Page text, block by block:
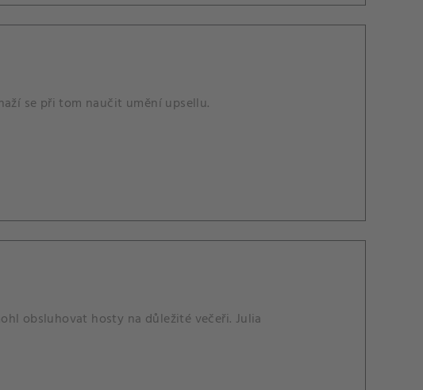
se při tom naučit umění upsellu.
obsluhovat hosty na důležité večeři. Julia